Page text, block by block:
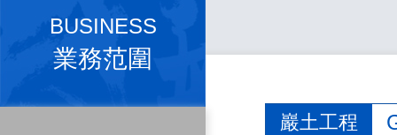
BUSINESS
業務范圍
巖土工程